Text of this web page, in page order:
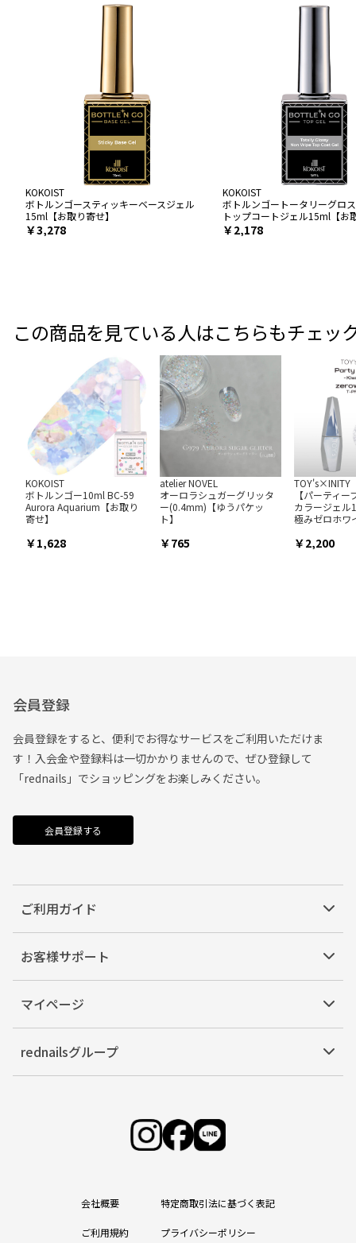
KOKOIST
ボトルンゴースティッキーベースジェル
15ml【お取り寄せ】
￥3,278
KOKOIST
ボトルンゴートータリーグロ
トップコートジェル15ml【お
￥2,178
この商品を見ている人はこちらもチェッ
KOKOIST
ボトルンゴー10ml BC-59
Aurora Aquarium【お取り
寄せ】
1,628
atelier NOVEL
オーロラシュガーグリッタ
ー(0.4mm)【ゆうパケッ
ト】
765
TOY's×INITY
【パーティ
カラージェル
極みゼロホワ
2,200
会員登録
会員登録をすると、便利でお得なサービスをご利用いただけま
す！入会金や登録料は一切かかりませんので、ぜひ登録して
「rednails」でショッピングをお楽しみください。
会員登録する
ご利用ガイド
お客様サポート
マイページ
rednailsグループ
会社概要 特定商取引法に基づく表記
ご利用規約 プライバシーポリシー